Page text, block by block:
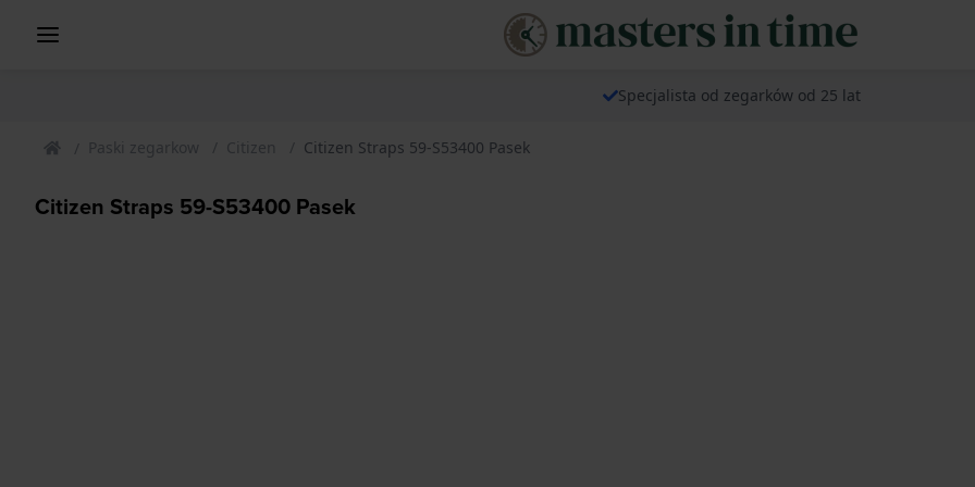
Specjalista od zegarków od 25 lat
Paski zegarkow Citizen Citizen Straps 59-S53400 Pasek
Citizen Straps 59-S53400 Pasek